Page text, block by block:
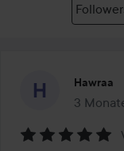
Hawraa
3
Der